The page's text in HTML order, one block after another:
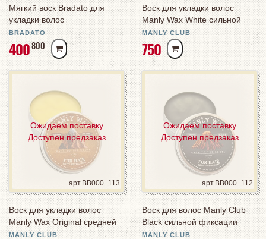
Мягкий воск Bradato для
укладки волос
BRADATO
400Р
У
Б
800Р
У
Б
Воск для укладки волос
Manly Wax White сильной
фиксации
MANLY CLUB
750Р
У
Б
Ожидаем поставку
Доступен предзаказ
арт.BB000_113
Воск для укладки волос
Manly Wax Original средней
фиксации
MANLY CLUB
Ожидаем поставку
Доступен предзаказ
арт.BB000_112
Воск для волос Manly Club
Black сильной фиксации
MANLY CLUB